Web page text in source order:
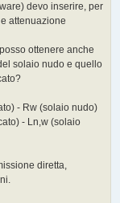
devo inserire, per
attenuazione
ottenere anche
solaio nudo e quello
- Rw (solaio nudo)
- Ln,w (solaio
diretta,